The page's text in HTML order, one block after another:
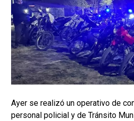
Ayer se realizó un operativo de
personal policial y de Tránsito